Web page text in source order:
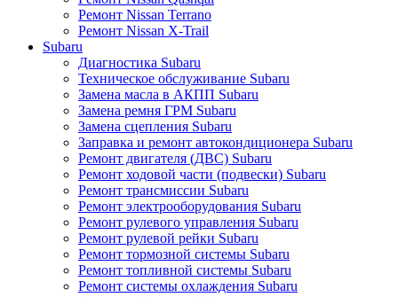
Ремонт Nissan Terrano
Ремонт Nissan X-Trail
Subaru
Диагностика Subaru
Техническое обслуживание Subaru
Замена масла в АКПП Subaru
Замена ремня ГРМ Subaru
Замена сцепления Subaru
Заправка и ремонт автокондиционера Subaru
Ремонт двигателя (ДВС) Subaru
Ремонт ходовой части (подвески) Subaru
Ремонт трансмиссии Subaru
Ремонт электрооборудования Subaru
Ремонт рулевого управления Subaru
Ремонт рулевой рейки Subaru
Ремонт тормозной системы Subaru
Ремонт топливной системы Subaru
Ремонт системы охлаждения Subaru